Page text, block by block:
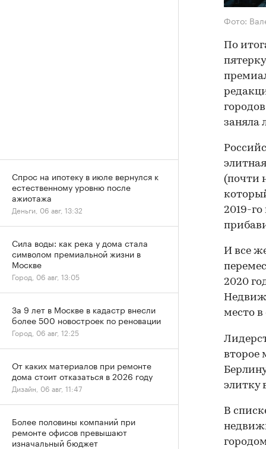
Фото:
По
заняла
(почти
2019-
И все
2020
место
второе
элитку
В
Спрос на ипотеку в июле вернулся к
естественному уровню после
ажиотажа
Деньги, 06 авг, 13:32
Сила воды: как река у дома стала
символом премиальной жизни в
Москве
Город, 06 авг, 13:05
За 9 лет в Москве в кадастр внесли
более 500 новостроек по реновации
Город, 06 авг, 12:25
От каких материалов при ремонте
дома стоит отказаться в 2026 году
Дизайн, 06 авг, 11:47
Более половины компаний при
ремонте офисов превышают
изначальный бюджет